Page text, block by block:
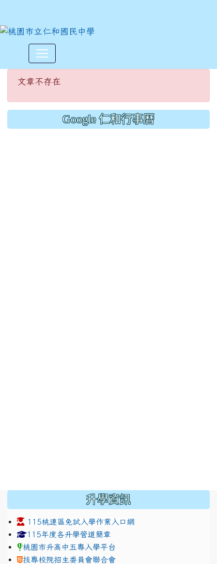
文章不存在
文章不存在
Google 仁和行事曆
升學資訊
115桃連區免試入學作業入口網
link to https://www.jhjhs.tyc.edu.tw/modules/
115年度各升學管道簡章
桃園市升高中五專入學平台
技專校院招生委員會聯合會